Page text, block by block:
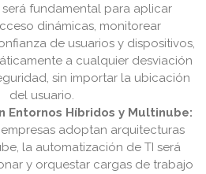
fundamental para aplicar
dinámicas, monitorear
de usuarios y dispositivos,
a cualquier desviación
sin importar la ubicación
del usuario.
Entornos Híbridos y Multinube:
adoptan arquitecturas
la automatización de TI será
y orquestar cargas de trabajo